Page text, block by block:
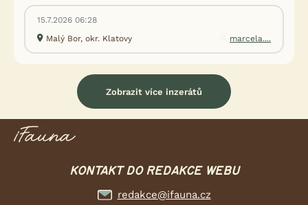
15.7.2026 06:28
Malý Bor, okr. Klatovy
marcela....
Zobrazit více inzerátů
KONTAKT DO REDAKCE WEBU
redakce@ifauna.cz